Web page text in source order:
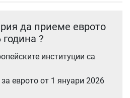
да приеме еврото
година ?
институции са
еврото от 1 януари 2026